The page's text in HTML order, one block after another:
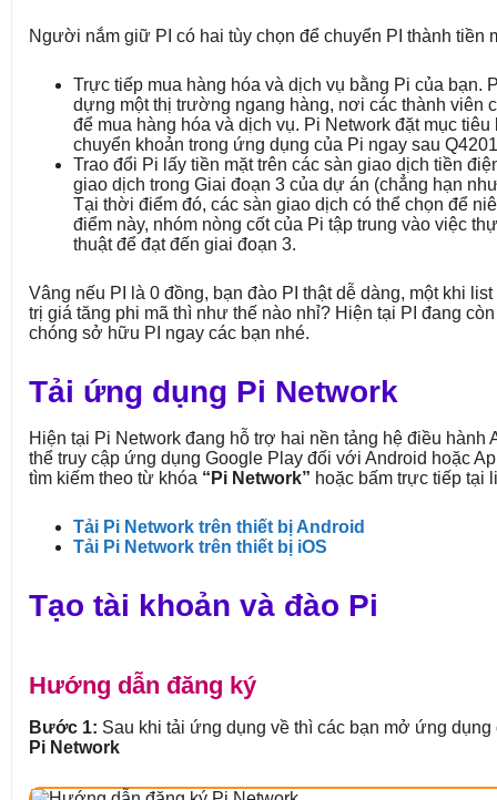
Người nắm giữ PI có hai tùy chọn để chuyển PI thành tiền
Trực tiếp mua hàng hóa và dịch vụ bằng Pi của bạn.
dựng một thị trường ngang hàng, nơi các thành viên
để mua hàng hóa và dịch vụ. Pi Network đặt mục
chuyển khoản trong ứng dụng của Pi ngay sau
Trao đổi Pi lấy tiền mặt trên các sàn giao dịch tiền
giao dịch trong Giai đoạn 3 của dự án (chẳng hạn
Tại thời điểm đó, các sàn giao dịch có thể chọn để
điểm này, nhóm nòng cốt của Pi tập trung vào việc
thuật để đạt đến giai đoạn 3.
Vâng nếu PI là 0 đồng, bạn đào PI thật dễ dàng, một khi
trị giá tăng phi mã thì như thế nào nhỉ? Hiện tại PI đang
chóng sở hữu PI ngay các bạn nhé.
Tải ứng dụng Pi Network
Hiện tại Pi Network đang hỗ trợ hai nền tảng hệ điều hành
thể truy cập ứng dụng Google Play đối với Android hoặc
tìm kiếm theo từ khóa “Pi Network” hoặc bấm trực tiếp tại
Tải Pi Network trên thiết bị Android
Tải Pi Network trên thiết bị iOS
Tạo tài khoản và đào Pi
Hướng dẫn đăng ký
Bước 1: Sau khi tải ứng dụng về thì các bạn mở ứng
Pi Network